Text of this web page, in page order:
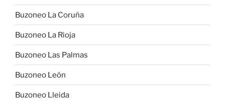
Buzoneo La Coruña
Buzoneo La Rioja
Buzoneo Las Palmas
Buzoneo León
Buzoneo Lleida